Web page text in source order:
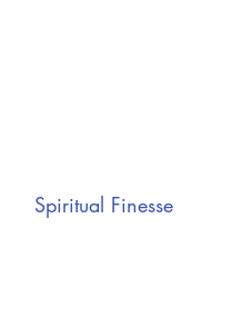
Spiritual Finesse